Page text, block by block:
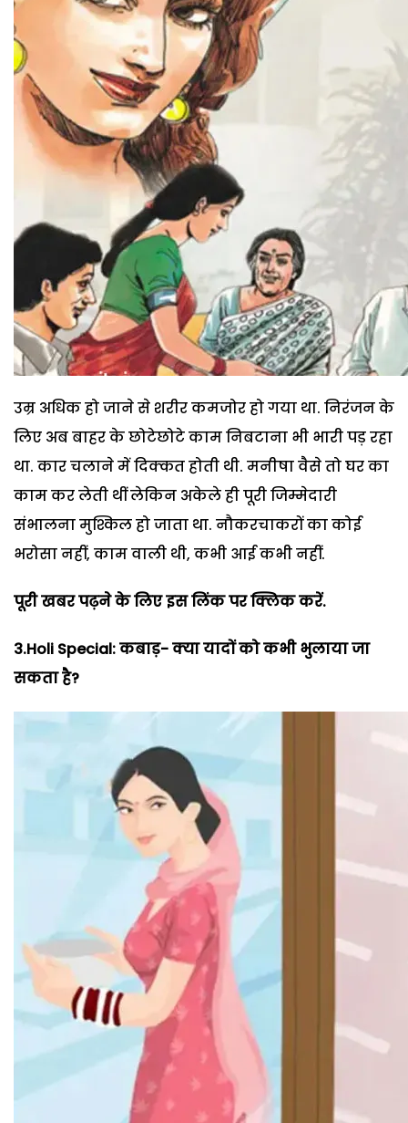
उम्र अधिक हो जाने से शरीर कमजोर हो गया था. निरंजन के
लिए अब बाहर के छोटेछोटे काम निबटाना भी भारी पड़ रहा
था. कार चलाने में दिक्कत होती थी. मनीषा वैसे तो घर का
काम कर लेती थीं लेकिन अकेले ही पूरी जिम्मेदारी
संभालना मुश्किल हो जाता था. नौकरचाकरों का कोई
भरोसा नहीं, काम वाली थी, कभी आई कभी नहीं.
पूरी खबर पढ़ने के लिए इस लिंक पर क्लिक करें.
3.Holi Special: कबाड़- क्या यादों को कभी भुलाया जा
सकता है?